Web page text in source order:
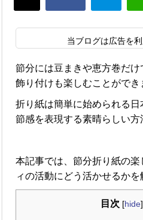
当ブログは広告を利
節分には豆まきや恵方巻だ
飾り付けも楽しむことができ
折り紙は簡単に始められる
節感を表現する素晴らしい方
本記事では、節分折り紙の
ィの活動にどう活かせるかを
目次 [hide]